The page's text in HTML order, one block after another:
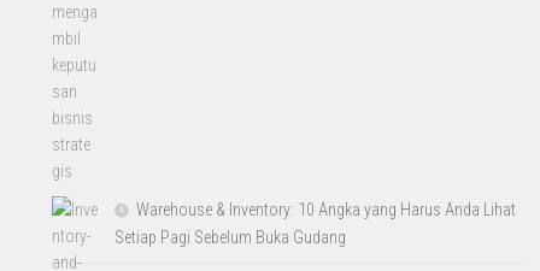
Warehouse & Inventory: 10 Angka yang Harus Anda Lihat
Setiap Pagi Sebelum Buka Gudang